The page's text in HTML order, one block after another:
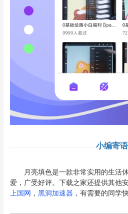
小编寄语
月亮填色是一款非常实用的生活休
爱，广受好评。下载之家还提供其他
上国网 ， 黑洞加速器 ，有需要的同学